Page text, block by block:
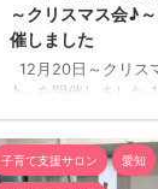
～クリスマス会♪
催しました
12月20日～クリス
♪～を開催しました
クト企画の【クリス
会】を開催しました
は愛知支部メンバー2
子育て支援サロン 愛知